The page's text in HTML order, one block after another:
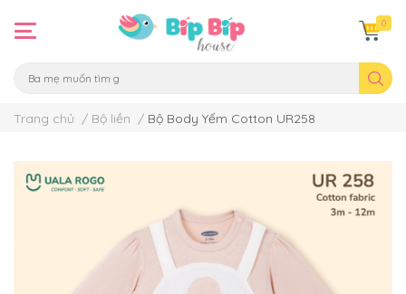
0
Trang chủ / Bộ liền / Bộ Body Yếm Cotton UR258